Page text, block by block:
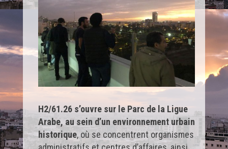
H2/61.26 s’ouvre sur le Parc de la Ligue
Arabe, au sein d’un environnement urbain
historique, où se concentrent organismes